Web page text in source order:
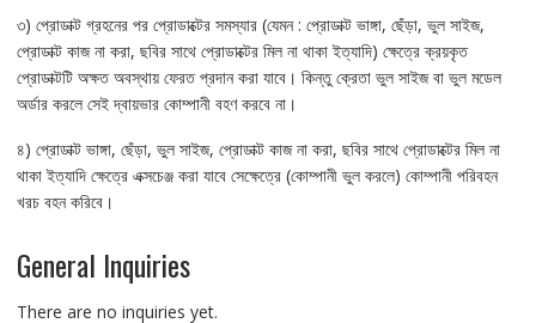
৩) প্রোডাক্ট গ্রহনের পর প্রোডাক্টের সমস্যার (যেমন : প্রোডাক্ট ভাঙ্গা, ছেঁড়া, ভুল সাইজ,
প্রোডাক্ট কাজ না করা, ছবির সাথে প্রোডাক্টের মিল না থাকা ইত্যাদি) ক্ষেত্রে ক্রয়কৃত
প্রোডাক্টটি অক্ষত অবস্থায় ফেরত প্রদান করা যাবে। কিন্তু ক্রেতা ভুল সাইজ বা ভুল মডেল
অর্ডার করলে সেই দ্বায়ভার কোম্পানী বহণ করবে না।
৪) প্রোডাক্ট ভাঙ্গা, ছেঁড়া, ভুল সাইজ, প্রোডাক্ট কাজ না করা, ছবির সাথে প্রোডাক্টের মিল না
থাকা ইত্যাদি ক্ষেত্রে এক্সচেঞ্জ করা যাবে সেক্ষেত্রে (কোম্পানী ভুল করলে) কোম্পানী পরিবহন
খরচ বহন করিবে।
General Inquiries
There are no inquiries yet.